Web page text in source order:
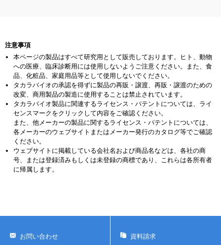
注意事項
本ページの製品はすべて研究用として販売しております。ヒト、動物
への医療、臨床診断用には使用しないようご注意ください。また、食
品、化粧品、家庭用品等として使用しないでください。
タカラバイオの承認を得ずに製品の再販・譲渡、再販・譲渡のための
改変、商用製品の製造に使用することは禁止されています。
タカラバイオ製品に関連するライセンス・パテントについては、ライ
センスマークをクリックして内容をご確認ください。
また、他メーカーの製品に関するライセンス・パテントについては、
各メーカーのウェブサイトまたはメーカー発行のカタログ等でご確認
ください。
ウェブサイトに掲載している会社名および商品名などは、各社の商
号、または登録済みもしくは未登録の商標であり、これらは各所有者
に帰属します。
お問い合わせ 資料請求